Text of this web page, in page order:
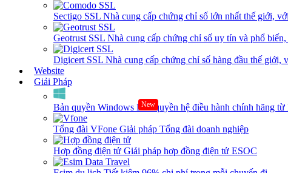
Sectigo SSL Nhà cung cấp chứng chỉ số lớn nhất thế giới,
Geotrust SSL Nhà cung cấp chứng chỉ số uy tín và phổ
Digicert SSL Nhà cung cấp chứng chỉ số hàng đầu thế
Website
Giải Pháp
Bản quyền Windows New
Bản quyền hệ điều hành chính hãng
Tổng đài VFone Giải pháp Tổng đài doanh nghiệp
Hợp đồng điện tử Giải pháp hợp đồng điện tử ESOC